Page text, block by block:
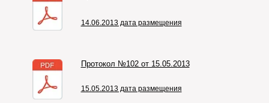
14.06.2013 дата размещения
Протокол №102 от 15.05.2013
15.05.2013 дата размещения